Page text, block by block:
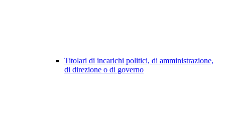
Titolari di incarichi politici, di amministrazione,
di direzione o di governo